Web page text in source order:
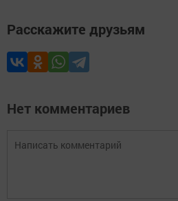
Расскажите друзьям
Нет комментариев